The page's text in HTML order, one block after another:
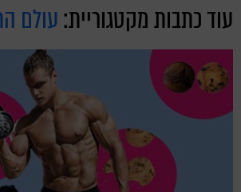
עוד כתבות מקטגוריית:עולם